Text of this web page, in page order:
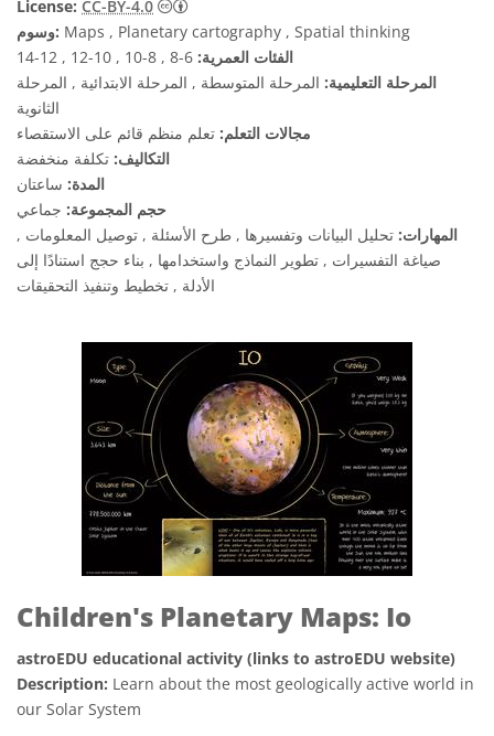
License: CC-BY-4.0
وسوم: Maps , Planetary cartography , Spatial thinking
الفئات العمرية:
المرحلة التعليمية: المرحلة المتوسطة , المرحلة الابتدائية , المرحلة
الثانوية
مجالات التعلم: تعلم منظم قائم على الاستقصاء
التكاليف: تكلفة منخفضة
المدة: ساعتان
حجم المجموعة: جماعي
المهارات: تحليل البيانات وتفسيرها , طرح الأسئلة , توصيل المعلومات ,
صياغة التفسيرات , تطوير النماذج واستخدامها , بناء حجج استنادًا إلى
الأدلة , تخطيط وتنفيذ التحقيقات
Children's Planetary Maps: Io
astroEDU educational activity (links to astroEDU website)
Description: Learn about the most geologically active world in
our Solar System